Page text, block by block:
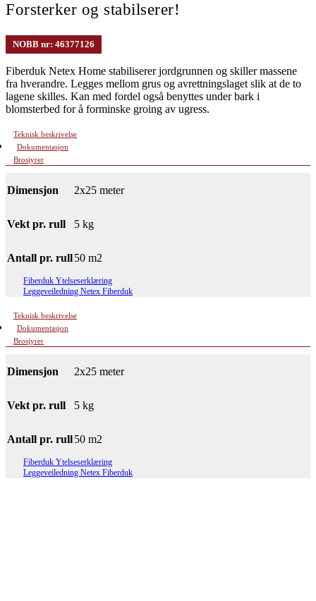
Forsterker og stabilserer!
NOBB nr: 46377126
Fiberduk Netex Home stabiliserer jordgrunnen og skiller massene
fra hverandre. Legges mellom grus og avrettningslaget slik at de to
lagene skilles. Kan med fordel også benyttes under bark i
blomsterbed for å forminske groing av ugress.
Teknisk beskrivelse
Dokumentasjon
Brosjyrer
Dimensjon 2x25 meter
Vekt pr. rull 5 kg
Antall pr. rull50 m2
Fiberduk Ytelseserklæring
Leggeveiledning Netex Fiberduk
Teknisk beskrivelse
Dokumentasjon
Brosjyrer
Dimensjon 2x25 meter
Vekt pr. rull 5 kg
Antall pr. rull50 m2
Fiberduk Ytelseserklæring
Leggeveiledning Netex Fiberduk